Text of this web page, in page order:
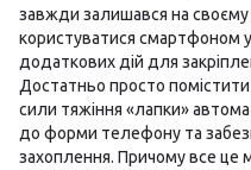
завжди залишався на своєму
користуватися смартфоном
додаткових дій для
Достатньо просто
сили тяжіння «лапки»
до форми телефону та
захоплення. Причому все